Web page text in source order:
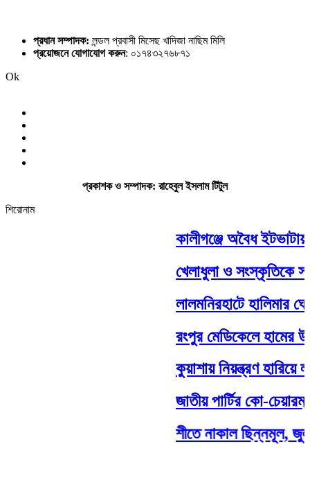
প্রধান সম্পাদক: লন্ডল প্রবাসী মিসেছ খাদিজা নাছিম মিলি
প্রয়োজনে যোগাযোগ করুন: ০১৭৪৩২৭৬৮৭১
Ok
প্রকাশক ও সম্পাদক: রাহেবুল ইসলাম টিটুল
শিরোনাম
কালীগঞ্জে অবৈধ ইটভাটায়
খেলাধুলা ও সংস্কৃতিকে
লালমনিরহাটে হালিমার
রংপুর মেডিকেলে হামের
কুয়াশায় নিয়ন্ত্রণ হারিয়ে
জাতীয় পার্টির কো-
শীতে নাকাল ছিন্নমূল,